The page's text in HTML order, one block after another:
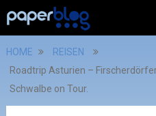
HOME
REISEN
Roadtrip Asturien –
Schwalbe on Tour.